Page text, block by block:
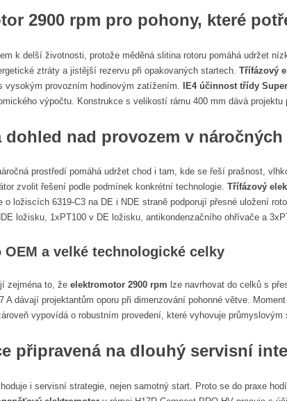
2900 rpm pro pohony, které
k delší životnosti, protože měděná slitina rotoru pomáhá udržet
ztráty a jistější rezervu při opakovaných startech. Třífázový
vysokým provozním hodinovým zatížením.
IE4 účinnost třídy
výpočtu. Konstrukce s velikostí rámu 400 mm dává
dohled nad provozem v
prostředí pomáhá udržet chod i tam, kde se řeší prašnost,
zvolit řešení podle podmínek konkrétní technologie. Třífázový
o ložiscích 6319-C3 na DE i NDE straně podporují přesné uložení
ložisku, 1xPT100 v DE ložisku, antikondenzačního ohřívače a
a velké technologické celky
zejména to, že elektromotor 2900 rpm lze navrhovat do celků s
A dávají projektantům oporu při dimenzování pohonné větve.
vypovídá o robustním provedení, které vyhovuje
připravená na dlouhý servisní
i servisní strategie, nejen samotný start. Proto se do praxe